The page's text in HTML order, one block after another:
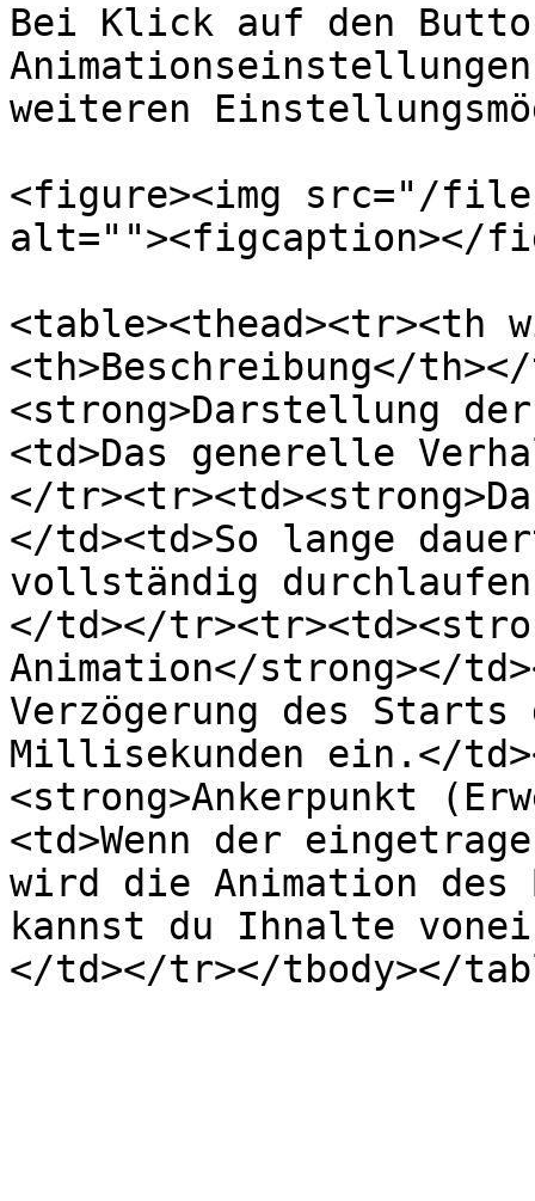
Bei Klick auf den
weiteren
<figure><img src="/files/
alt=""><figcaption></
<table><thead><tr><th
<th>Beschreibung</
<strong>Darstellung
<td>Das generelle
</
</td><td>So lange
vollständig
</td></
Animation</strong></
Verzögerung des
Millisekunden ein.</
<strong>Ankerpunkt
<td>Wenn der
wird die Animation des
kannst du Ihnalte